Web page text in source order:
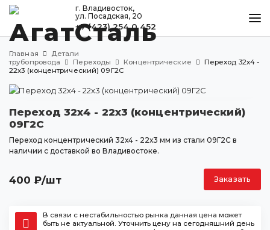
г. Владивосток,
ул. Посадская, 20
+7 (423) 254 0 452
КАТАЛОГ
МЕТАЛЛООБРАБОТКА
ДОСТАВКА И ОПЛАТА
Владивосток
+7 (423) 254 0 452
Главная
Детали
трубопровода
Переходы Концентрические
Переход 32х4 -
22х3 (концентрический) 09Г2С
Переход 32х4 - 22х3 (концентрический)
09Г2С
Переход концентрический 32х4 - 22х3 мм из стали 09Г2С в
наличии с доставкой во Владивостоке.
400 ₽/шт Заказать
В связи с нестабильностью рынка данная цена может
быть не актуальной. Уточнить цену на сегодняшний день